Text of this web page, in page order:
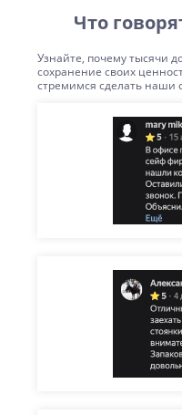
Что
Узнайте, почему тысячи
сохранение своих
стремимся сделать наши